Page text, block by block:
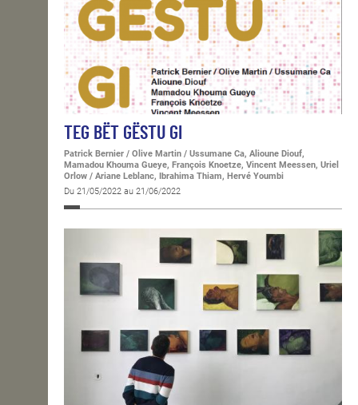
TEG BËT GËSTU GI
Patrick Bernier / Olive Martin / Ussumane Ca, Alioune Diouf,
Mamadou Khouma Gueye, François Knoetze, Vincent Meessen, Uriel
Orlow / Ariane Leblanc, Ibrahima Thiam, Hervé Youmbi
Du 21/05/2022 au 21/06/2022